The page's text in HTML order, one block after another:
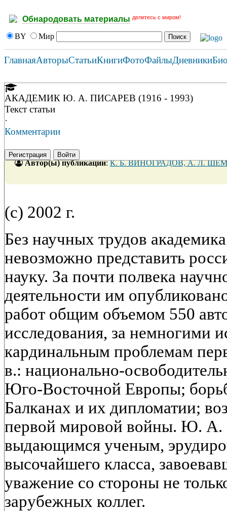
Обнародовать материалы делитесь с миром!
BY Мир
ГлавнаяАвторыСтатьиКнигиФотоФайлыДневники
АКАДЕМИК Ю. А. ПИСАРЕВ (1916 - 1993)
Текст статьи
·
Комментарии
Регистрация Войти
Автор(ы) публикации:К. Б. ВИНОГРАДОВ, А. Л.
(c) 2002 г.
Без научных трудов
невозможно представить
науку. За почти полвека
деятельности им
работ общим объемом 550
исследования, за немногими
кардинальным проблемам
в.: национально-
Юго-Восточной Европы;
Балканах и их дипломатии;
первой мировой войны. Ю. А.
выдающимся ученым,
высочайшего класса,
уважение со стороны не
зарубежных коллег.